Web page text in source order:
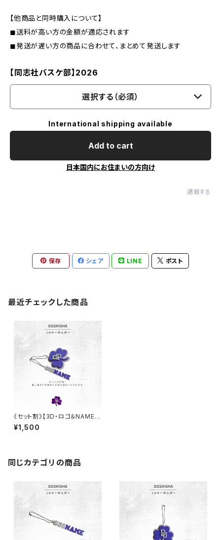
【他商品と同時購入について】
◼︎送料が高い方の金額が適応されます
◼︎発送が遅い方の商品に合わせて、まとめて発送します
【同志社バスケ部】2026
選択する（必須）
International shipping available
Add to cart
日本国内にお住まいの方向け
通報する
保存 シェア LINE ポスト
最近チェックした商品
《セット割》【3D・ロゴ＆NAMEキ
ーホルダー 】同志社大学バスケ
部
¥1,500
同じカテゴリの商品